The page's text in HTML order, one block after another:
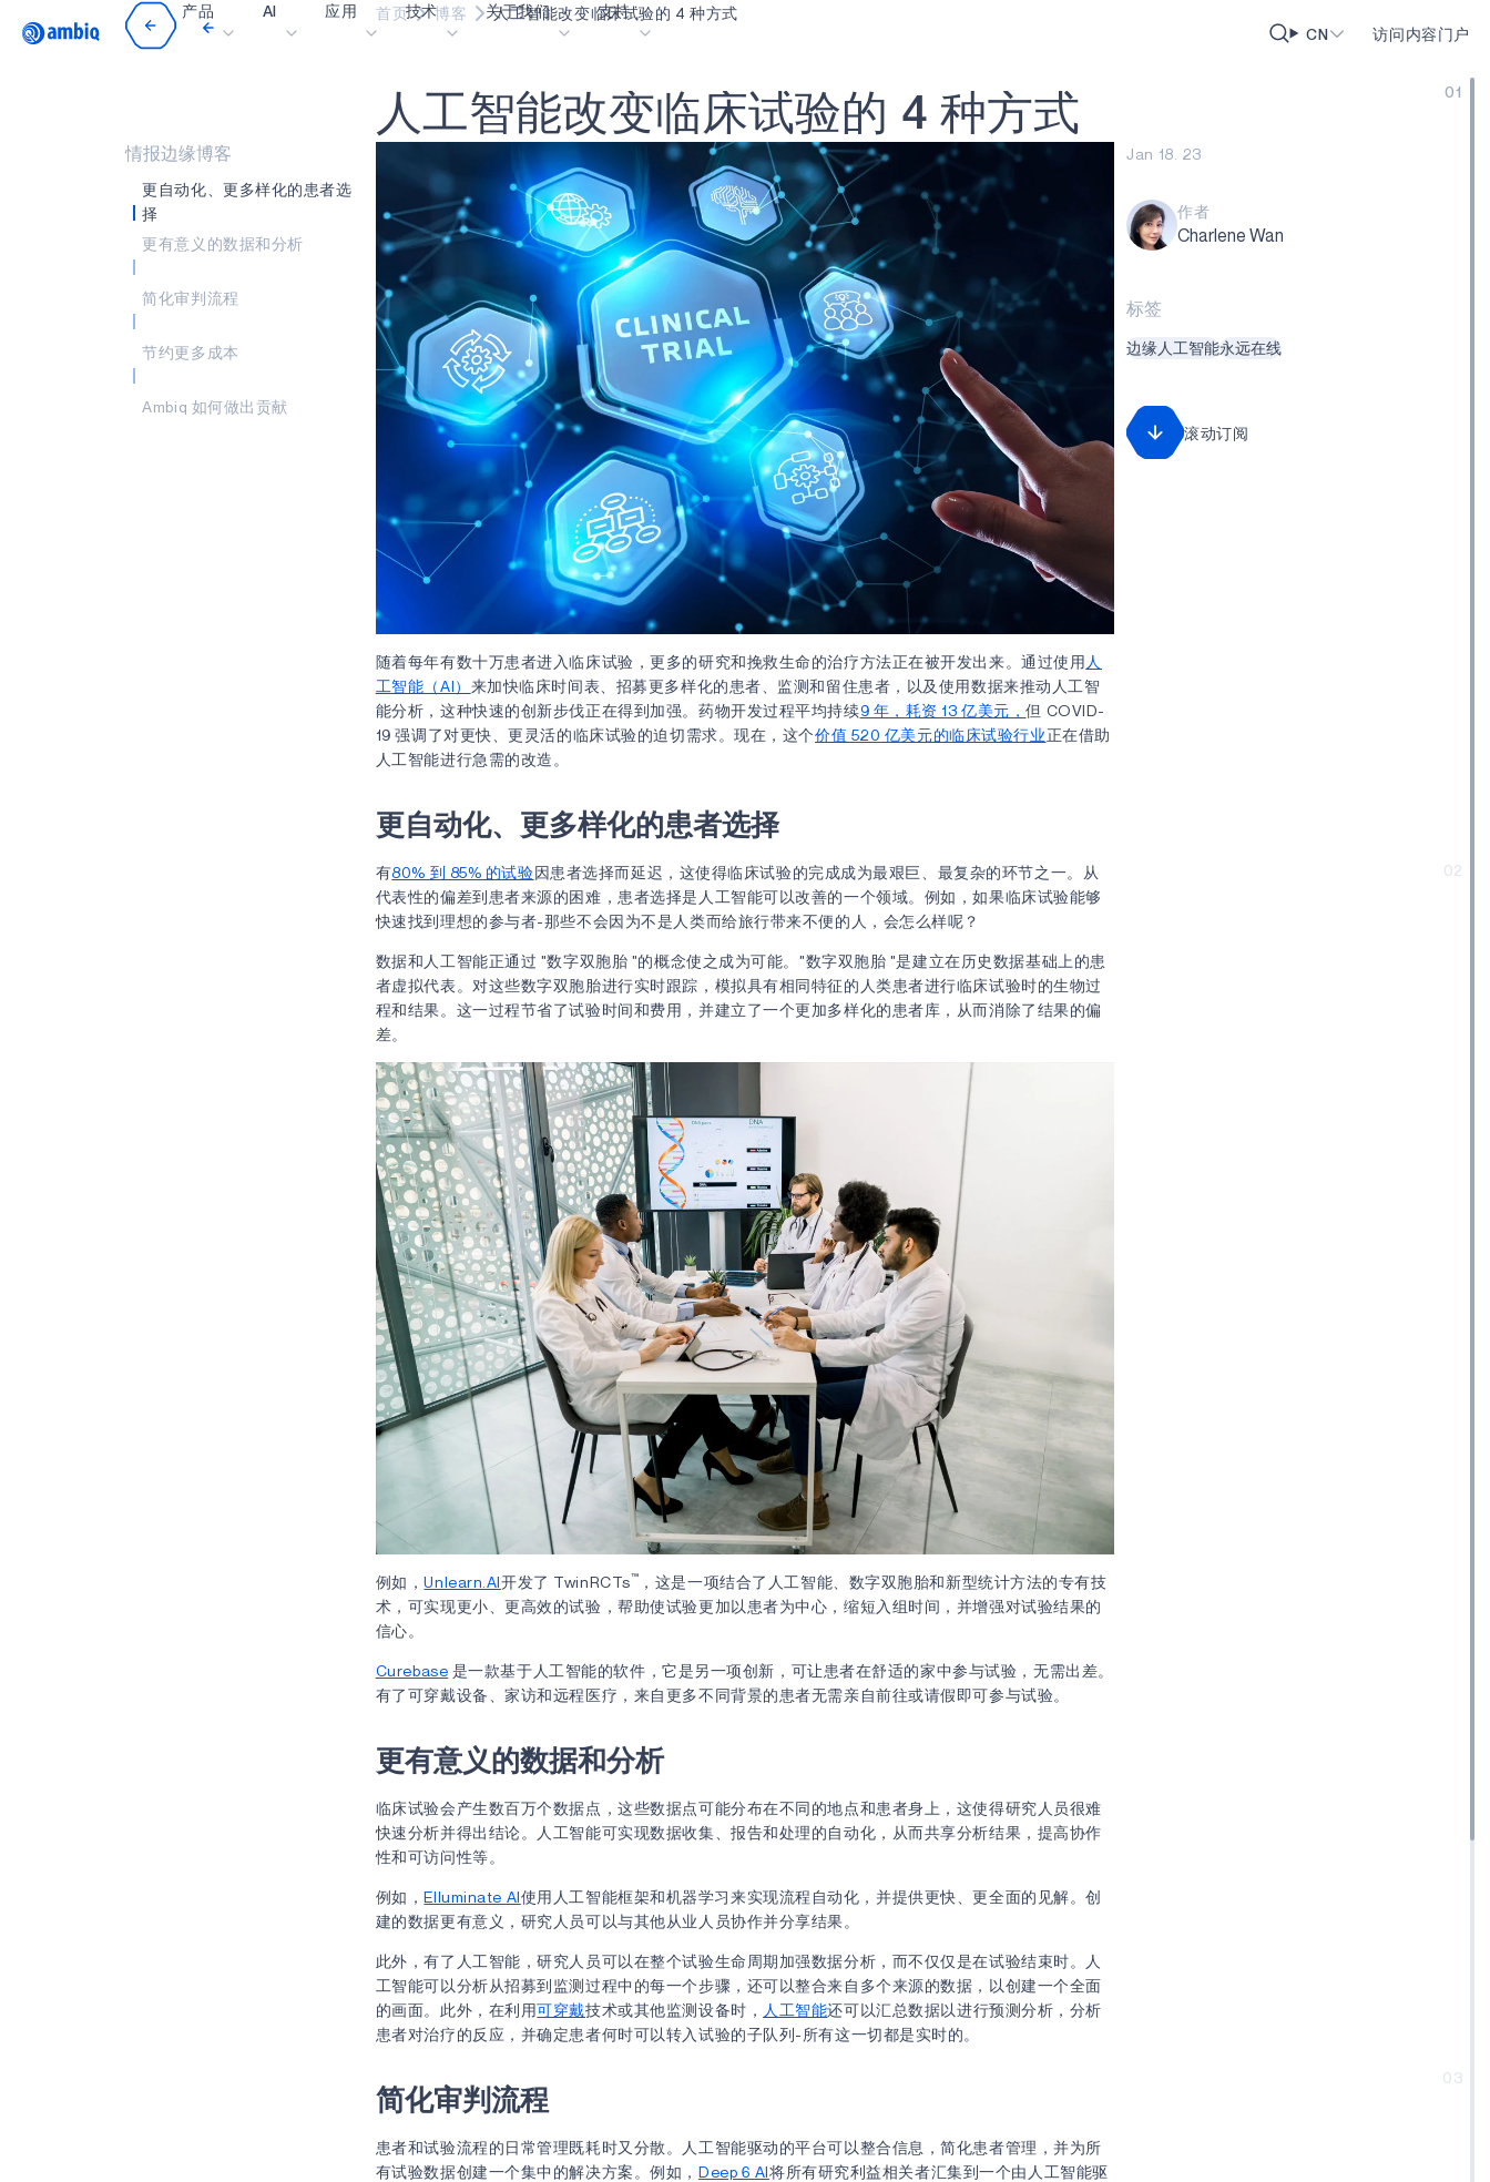
产品 AI 应用
智能遥控器
智能家居和楼宇
可穿戴设备
技术
blueSPOT
graphiqSPOT
secureSPOT
SPOT
turboSPOT
关于我们
博客
职业生涯
让我们共创未来
活动
投资者关系
消息
合作伙伴关系的成功亮点
为何选择 Ambiq
什么是边缘 AI？
支持
内容门户网站
术语表
在线支持
我们的合作伙伴
资源
视频资料库
购买地点
常见问题
CN 访问内容门户
01
02
03
首页 博客 人工智能改变临床试验的 4 种方式
人工智能改变临床试验的 4 种方式
情报边缘博客
更自动化、更多样化的患者选
择
更有意义的数据和分析
简化审判流程
节约更多成本
Ambiq 如何做出贡献
随着每年有数十万患者进入临床试验，更多的研究和挽救生命的治疗方法正在被开发出来。通过使用 人
工智能（AI） 来加快临床时间表、招募更多样化的患者、监测和留住患者，以及使用数据来推动人工智
能分析，这种快速的创新步伐正在得到加强。药物开发过程平均持续9 年，耗资 13 亿美元，但 COVID-
19 强调了对更快、更灵活的临床试验的迫切需求。现在，这个价值 520 亿美元的临床试验行业正在借助
人工智能进行急需的改造。
更自动化、更多样化的患者选择
有80% 到 85% 的试验因患者选择而延迟，这使得临床试验的完成成为最艰巨、最复杂的环节之一。从
代表性的偏差到患者来源的困难，患者选择是人工智能可以改善的一个领域。例如，如果临床试验能够
快速找到理想的参与者-那些不会因为不是人类而给旅行带来不便的人，会怎么样呢？
数据和人工智能正通过 "数字双胞胎 "的概念使之成为可能。"数字双胞胎 "是建立在历史数据基础上的患
者虚拟代表。对这些数字双胞胎进行实时跟踪，模拟具有相同特征的人类患者进行临床试验时的生物过
程和结果。这一过程节省了试验时间和费用，并建立了一个更加多样化的患者库，从而消除了结果的偏
差。
例如，Unlearn.AI开发了 TwinRCTs™ ，这是一项结合了人工智能、数字双胞胎和新型统计方法的专有技
术，可实现更小、更高效的试验，帮助使试验更加以患者为中心，缩短入组时间，并增强对试验结果的
信心。
Curebase 是一款基于人工智能的软件，它是另一项创新，可让患者在舒适的家中参与试验，无需出差。
有了可穿戴设备、家访和远程医疗，来自更多不同背景的患者无需亲自前往或请假即可参与试验。
更有意义的数据和分析
临床试验会产生数百万个数据点，这些数据点可能分布在不同的地点和患者身上，这使得研究人员很难
快速分析并得出结论。人工智能可实现数据收集、报告和处理的自动化，从而共享分析结果，提高协作
性和可访问性等。
例如，Elluminate AI使用人工智能框架和机器学习来实现流程自动化，并提供更快、更全面的见解。创
建的数据更有意义，研究人员可以与其他从业人员协作并分享结果。
此外，有了人工智能，研究人员可以在整个试验生命周期加强数据分析，而不仅仅是在试验结束时。人
工智能可以分析从招募到监测过程中的每一个步骤，还可以整合来自多个来源的数据，以创建一个全面
的画面。此外，在利用可穿戴技术或其他监测设备时， 人工智能还可以汇总数据以进行预测分析，分析
患者对治疗的反应，并确定患者何时可以转入试验的子队列-所有这一切都是实时的。
简化审判流程
患者和试验流程的日常管理既耗时又分散。人工智能驱动的平台可以整合信息，简化患者管理，并为所
有试验数据创建一个集中的解决方案。例如， Deep 6 AI将所有研究利益相关者汇集到一个由人工智能驱
Jan 18. 23
作者
Charlene Wan
标签
边缘人工智能永远在线
滚动订阅
Video title
OK